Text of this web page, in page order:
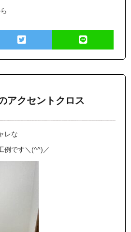
アクセントクロス
レな
例です＼(^^)／